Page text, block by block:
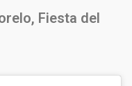
Fiesta del